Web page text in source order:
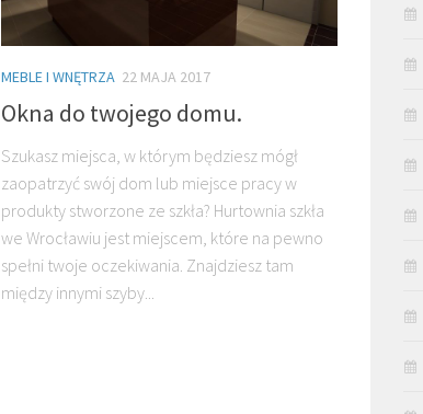
MEBLE I WNĘTRZA 22 MAJA 2017
Okna do twojego domu.
Szukasz miejsca, w którym będziesz mógł
zaopatrzyć swój dom lub miejsce pracy w
produkty stworzone ze szkła? Hurtownia szkła
we Wrocławiu jest miejscem, które na pewno
spełni twoje oczekiwania. Znajdziesz tam
między innymi szyby...